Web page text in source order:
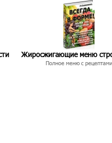
Жиросжигающие меню
Полное меню с рецептами